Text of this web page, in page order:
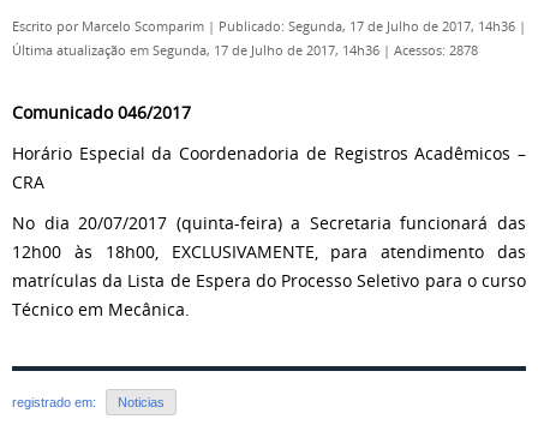
Escrito por Marcelo Scomparim | Publicado: Segunda, 17 de Julho de 2017, 14h36 |
Última atualização em Segunda, 17 de Julho de 2017, 14h36 | Acessos: 2878
Comunicado 046/2017
Horário Especial da Coordenadoria de Registros Acadêmicos –
CRA
No dia 20/07/2017 (quinta-feira) a Secretaria funcionará das
12h00 às 18h00, EXCLUSIVAMENTE, para atendimento das
matrículas da Lista de Espera do Processo Seletivo para o curso
Técnico em Mecânica.
registrado em: Noticias